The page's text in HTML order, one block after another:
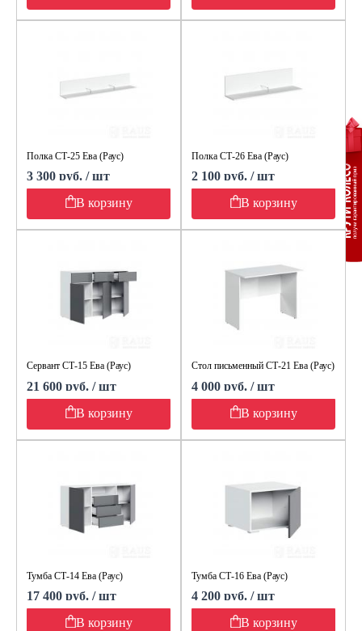
Полка СТ-25 Ева (Раус)
3 300 руб. / шт
В корзину
Полка СТ-26 Ева (Раус)
2 100 руб. / шт
В корзину
Сервант СТ-15 Ева (Раус)
21 600 руб. / шт
В корзину
Стол письменный СТ-21 Ева (Раус)
4 000 руб. / шт
В корзину
Тумба СТ-14 Ева (Раус)
17 400 руб. / шт
В корзину
Тумба СТ-16 Ева (Раус)
4 200 руб. / шт
В корзину